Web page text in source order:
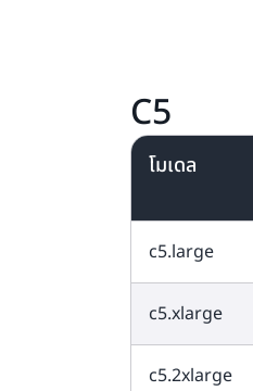
C5
โมเดล
c5.large
c5.xlarge
c5.2xlarge